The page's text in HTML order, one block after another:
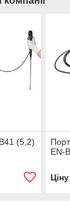
(5,2)
EN-